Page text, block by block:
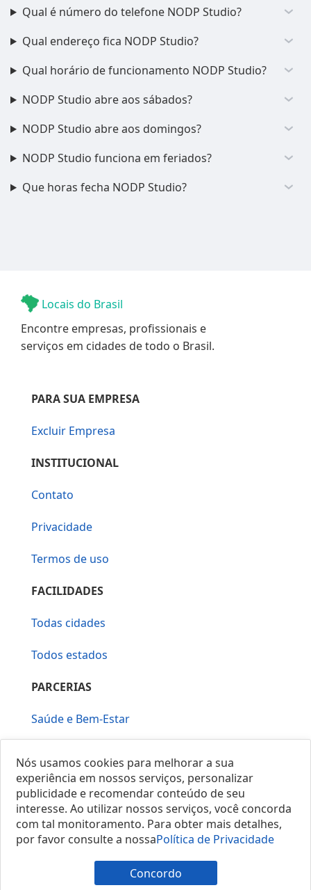
Qual é número do telefone NODP Studio?
Qual endereço fica NODP Studio?
Qual horário de funcionamento NODP Studio?
NODP Studio abre aos sábados?
NODP Studio abre aos domingos?
NODP Studio funciona em feriados?
Que horas fecha NODP Studio?
Locais do Brasil
Encontre empresas, profissionais e
serviços em cidades de todo o Brasil.
PARA SUA EMPRESA
Excluir Empresa
INSTITUCIONAL
Contato
Privacidade
Termos de uso
FACILIDADES
Todas cidades
Todos estados
PARCERIAS
Saúde e Bem-Estar
© 2025 Locais do Brasil
Nós usamos cookies para melhorar a sua
experiência em nossos serviços, personalizar
publicidade e recomendar conteúdo de seu
interesse. Ao utilizar nossos serviços, você concorda
com tal monitoramento. Para obter mais detalhes,
por favor consulte a nossaPolítica de Privacidade
Concordo